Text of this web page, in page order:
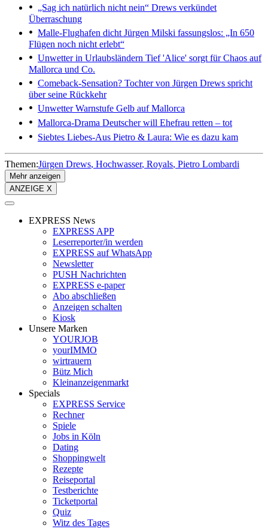
„Sag ich natürlich nicht nein“ Drews verkündet
Überraschung
Malle-Flughafen dicht Jürgen Milski fassungslos: „In 650
Flügen noch nicht erlebt“
Unwetter in Urlaubsländern Tief 'Alice' sorgt für Chaos auf
Mallorca und Co.
Comeback-Sensation? Tochter von Jürgen Drews spricht
über seine Rückkehr
UnwetterWarnstufe Gelb auf Mallorca
Mallorca-Drama Deutscher will Ehefrau retten – tot
Siebtes Liebes-Aus Pietro & Laura: Wie es dazu kam
Themen:Jürgen Drews Hochwasser Royals Pietro Lombardi
Mehr anzeigen
ANZEIGE X
EXPRESS News
EXPRESS APP
Leserreporter/in werden
EXPRESS auf WhatsApp
Newsletter
PUSH Nachrichten
EXPRESS e-paper
Abo abschließen
Anzeigen schalten
Kiosk
Unsere Marken
YOURJOB
yourIMMO
wirtrauern
Bütz Mich
Kleinanzeigenmarkt
Specials
EXPRESS Service
Rechner
Spiele
Jobs in Köln
Dating
Shoppingwelt
Rezepte
Reiseportal
Testberichte
Ticketportal
Quiz
Witz des Tages